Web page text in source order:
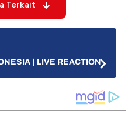
Terkait
| LIVE REACTION